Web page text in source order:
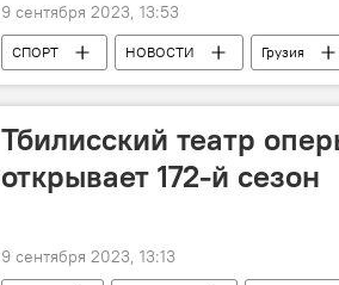
9 сентября 2023, 13:53
СПОРТ НОВОСТИ Грузия
Валериан Шиукашвили
борьба
Тбилисский театр
открывает 172-й сезон
9 сентября 2023, 13:13